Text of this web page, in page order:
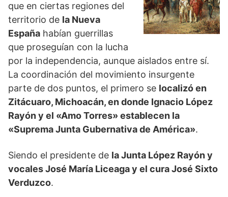
que en ciertas regiones del
territorio de la Nueva
España habían guerrillas
que proseguían con la lucha
por la independencia, aunque aislados entre sí.
La coordinación del movimiento insurgente
parte de dos puntos, el primero se localizó en
Zitácuaro, Michoacán, en donde Ignacio López
Rayón y el «Amo Torres» establecen la
«Suprema Junta Gubernativa de América».
Siendo el presidente de la Junta López Rayón y
vocales José María Liceaga y el cura José Sixto
Verduzco.